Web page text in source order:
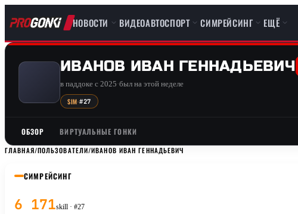
НОВОСТИ ВИДЕОАВТОСПОРТ СИМРЕЙСИНГ ЕЩЁ
ИВАНОВ ИВАН ГЕННАДЬЕВИЧ
в паддоке с 2025 ·был на этой неделе
SIM·#27
ОБЗОР ВИРТУАЛЬНЫЕ ГОНКИ
ГЛАВНАЯ/ПОЛЬЗОВАТЕЛИ/ИВАНОВ ИВАН ГЕННАДЬЕВИЧ
СИМРЕЙСИНГ
6 171skill · #27